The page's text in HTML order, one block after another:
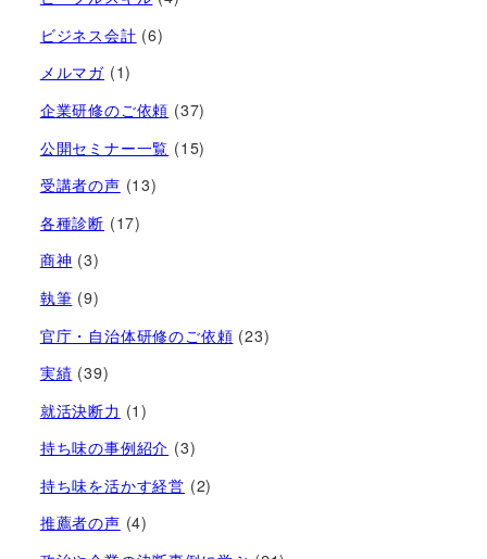
ビジネス会計 (6)
メルマガ (1)
企業研修のご依頼 (37)
公開セミナー一覧 (15)
受講者の声 (13)
各種診断 (17)
商神 (3)
執筆 (9)
官庁・自治体研修のご依頼 (23)
実績 (39)
就活決断力 (1)
持ち味の事例紹介 (3)
持ち味を活かす経営​ (2)
推薦者の声 (4)